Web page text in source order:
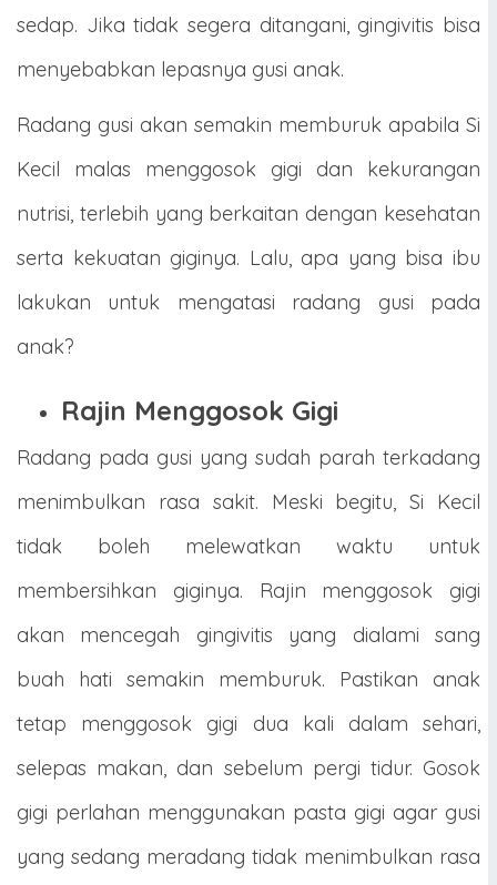
sedap. Jika tidak segera ditangani, gingivitis bisa
menyebabkan lepasnya gusi anak.
Radang gusi akan semakin memburuk apabila Si
Kecil malas menggosok gigi dan kekurangan
nutrisi, terlebih yang berkaitan dengan kesehatan
serta kekuatan giginya. Lalu, apa yang bisa ibu
lakukan untuk mengatasi radang gusi pada
anak?
Rajin Menggosok Gigi
Radang pada gusi yang sudah parah terkadang
menimbulkan rasa sakit. Meski begitu, Si Kecil
tidak boleh melewatkan waktu untuk
membersihkan giginya. Rajin menggosok gigi
akan mencegah gingivitis yang dialami sang
buah hati semakin memburuk. Pastikan anak
tetap menggosok gigi dua kali dalam sehari,
selepas makan, dan sebelum pergi tidur. Gosok
gigi perlahan menggunakan pasta gigi agar gusi
yang sedang meradang tidak menimbulkan rasa